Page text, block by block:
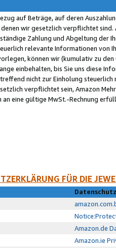
auf Beträge, auf deren
wir gesetzlich verpflichtet
Zahlung und Abgeltung der
relevante Informationen von
können wir (kumulativ zu
einbehalten, bis Sie uns diese
nicht zur Einholung
verpflichtet sein, Amazon
an eine gültige MwSt.-Rechnung
FÜR DIE
Amazon.de
Amazon.ie